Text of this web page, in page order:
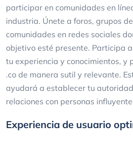
participar en comunidades en
industria. Únete a foros, grupos
comunidades en redes sociales
objetivo esté presente. Participa
tu experiencia y conocimientos, y
.co de manera sutil y relevante.
ayudará a establecer tu
relaciones con personas
Experiencia de usuario